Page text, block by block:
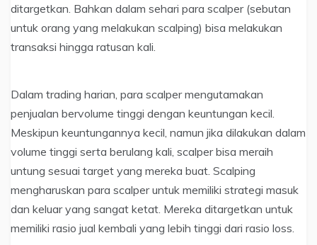
ditargetkan. Bahkan dalam sehari para scalper (sebutan
untuk orang yang melakukan scalping) bisa melakukan
transaksi hingga ratusan kali.
Dalam trading harian, para scalper mengutamakan
penjualan bervolume tinggi dengan keuntungan kecil.
Meskipun keuntungannya kecil, namun jika dilakukan dalam
volume tinggi serta berulang kali, scalper bisa meraih
untung sesuai target yang mereka buat. Scalping
mengharuskan para scalper untuk memiliki strategi masuk
dan keluar yang sangat ketat. Mereka ditargetkan untuk
memiliki rasio jual kembali yang lebih tinggi dari rasio loss.